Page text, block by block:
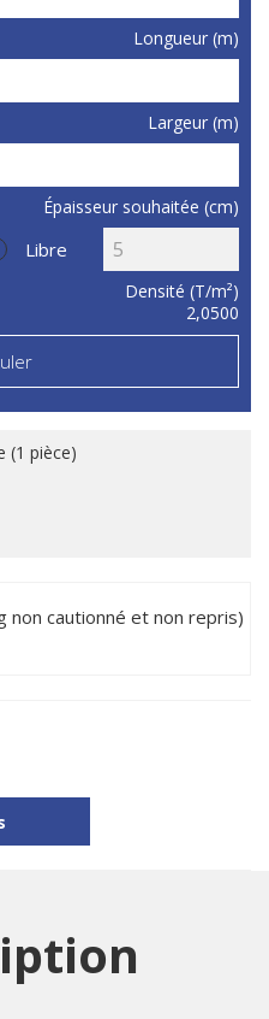
Longueur (m)
Largeur (m)
Épaisseur souhaitée (cm)
Libre
Densité (T/m²)
2,0500
(1 pièce)
non cautionné et non repris)